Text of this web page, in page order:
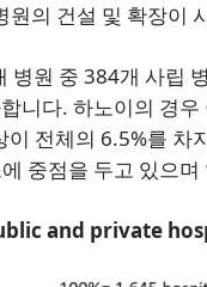
의 건설 및 확장이
병원 중 384개 사립
니다. 하노이의 경
전체의 6.5%를
중점을 두고 있으
and private